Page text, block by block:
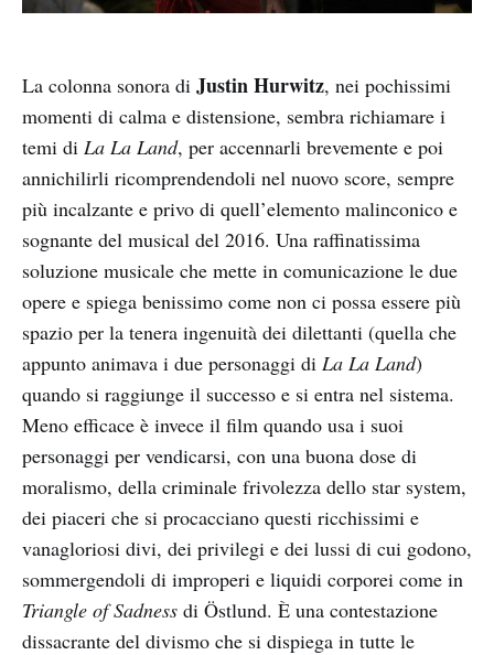
La colonna sonora di Justin Hurwitz, nei pochissimi
momenti di calma e distensione, sembra richiamare i
temi di La La Land, per accennarli brevemente e poi
annichilirli ricomprendendoli nel nuovo score, sempre
più incalzante e privo di quell’elemento malinconico e
sognante del musical del 2016. Una raffinatissima
soluzione musicale che mette in comunicazione le due
opere e spiega benissimo come non ci possa essere più
spazio per la tenera ingenuità dei dilettanti (quella che
appunto animava i due personaggi di La La Land)
quando si raggiunge il successo e si entra nel sistema.
Meno efficace è invece il film quando usa i suoi
personaggi per vendicarsi, con una buona dose di
moralismo, della criminale frivolezza dello star system,
dei piaceri che si procacciano questi ricchissimi e
vanagloriosi divi, dei privilegi e dei lussi di cui godono,
sommergendoli di improperi e liquidi corporei come in
Triangle of Sadness di Östlund. È una contestazione
dissacrante del divismo che si dispiega in tutte le